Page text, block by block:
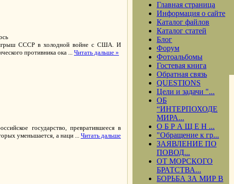
СССР в холодной войне с США. И
противника ока ... Читать дальше »
государство, превратившееся в
уменьшается, а наци ... Читать дальше
Главная страница
Информация о сайте
Каталог файлов
Каталог статей
Блог
Форум
Фотоальбомы
Гостевая книга
Обратная связь
QUESTIONS
Цели и задачи "...
ОБ
“ИНТЕРПОХОДЕ
МИРА...
О Б Р А Щ Е Н ...
"Обращение к гр...
ЗАЯВЛЕНИЕ ПО
ПОВОД...
ОТ МОРСКОГО
БРАТСТВА...
БОРЬБА ЗА МИР В